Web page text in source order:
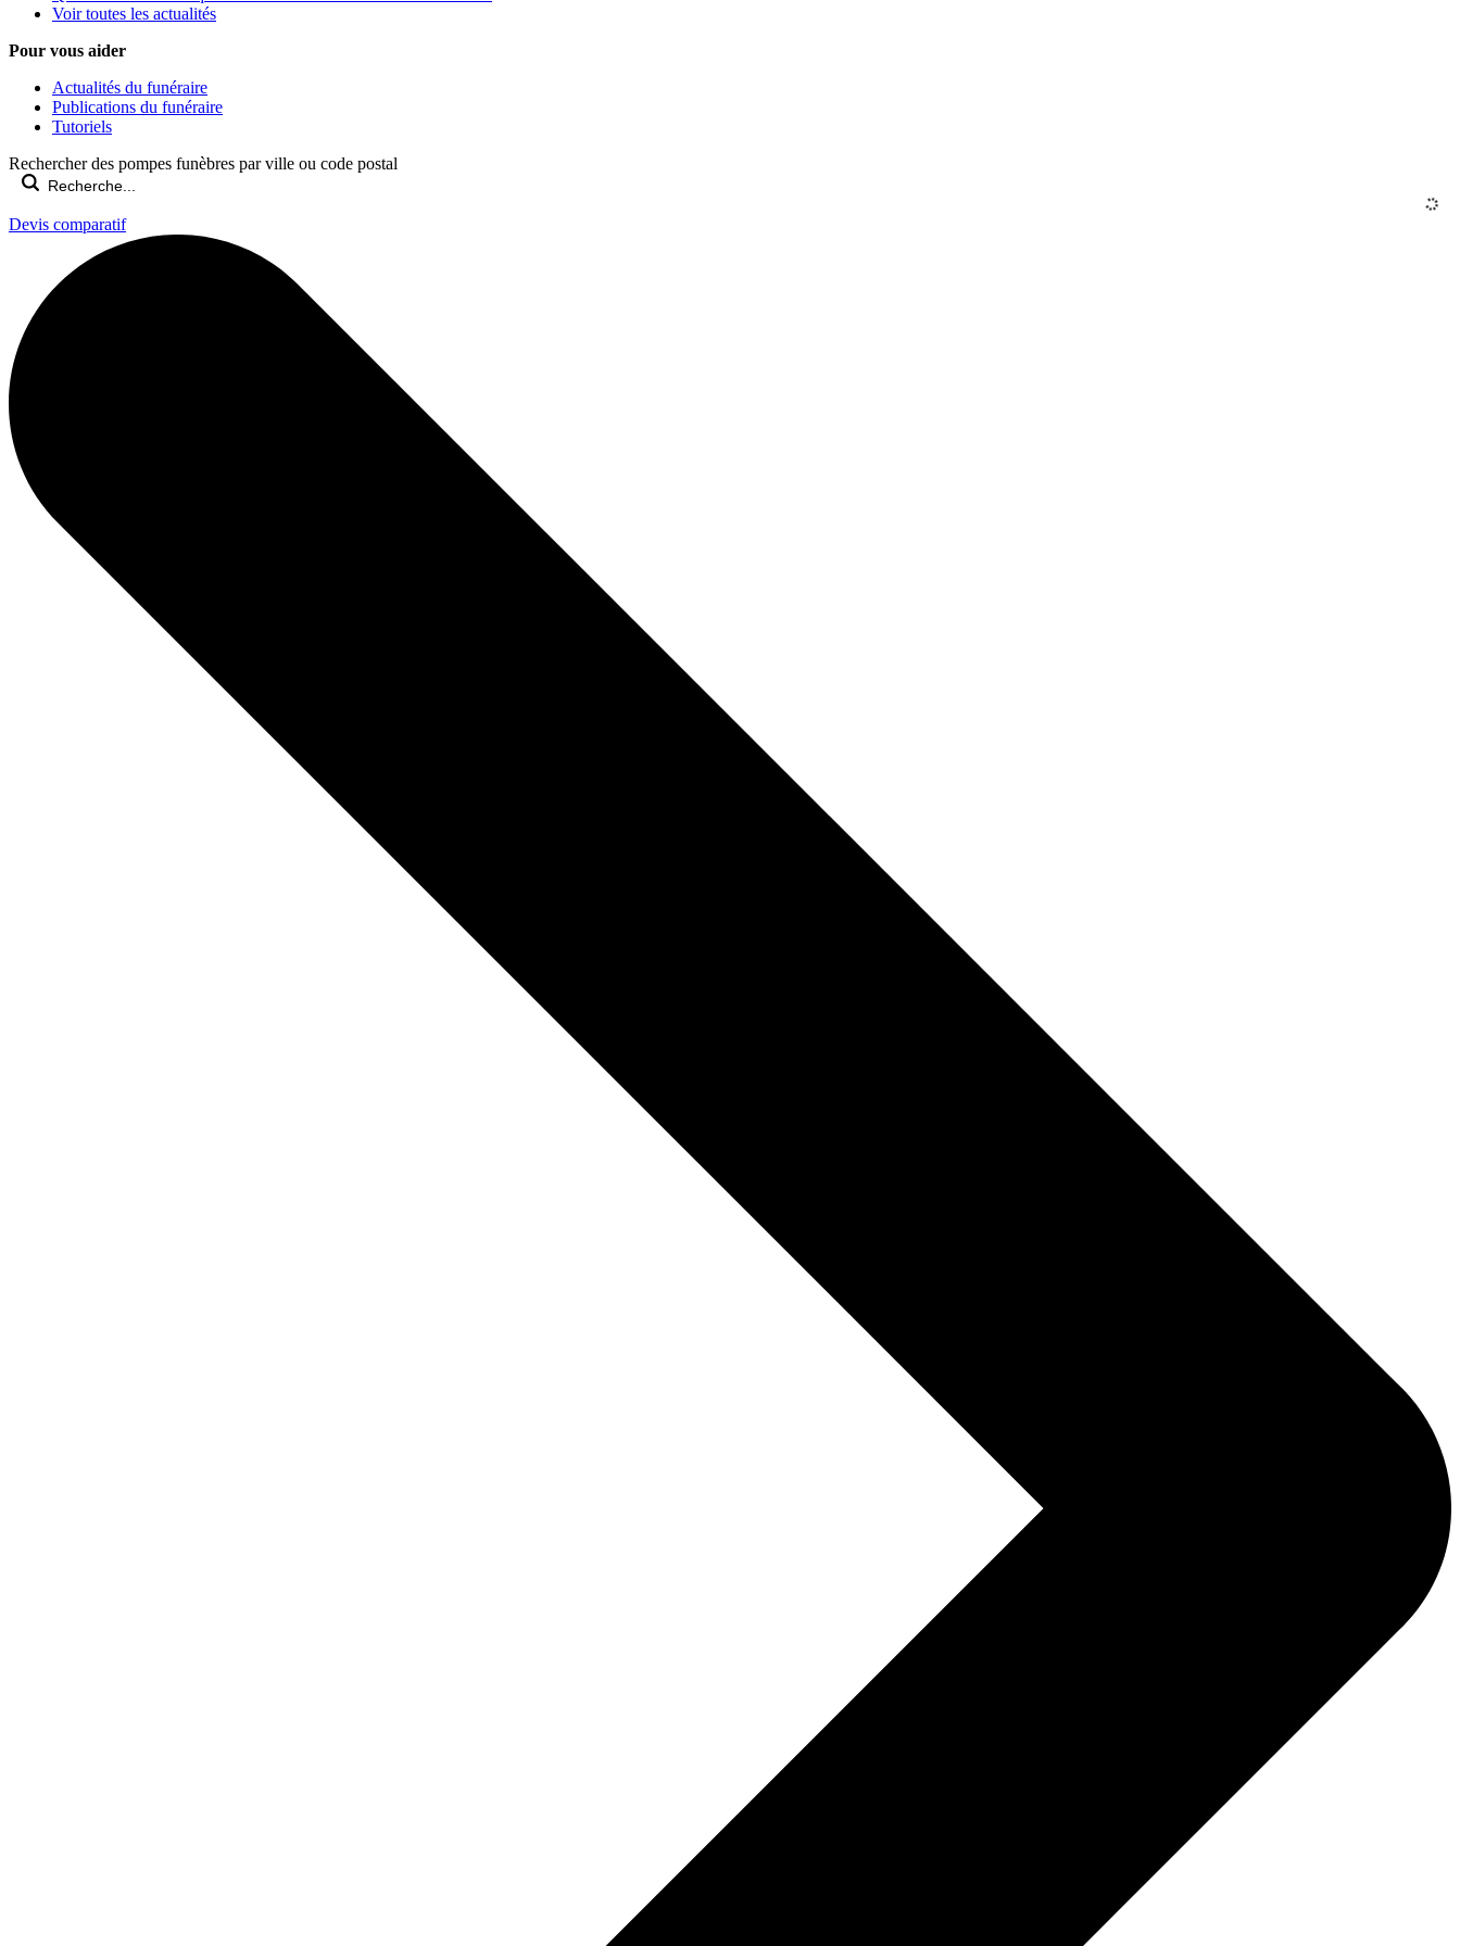
Voir toutes les actualités
Pour vous aider
Actualités du funéraire
Publications du funéraire
Tutoriels
Rechercher des pompes funèbres par ville ou code postal
Devis comparatif